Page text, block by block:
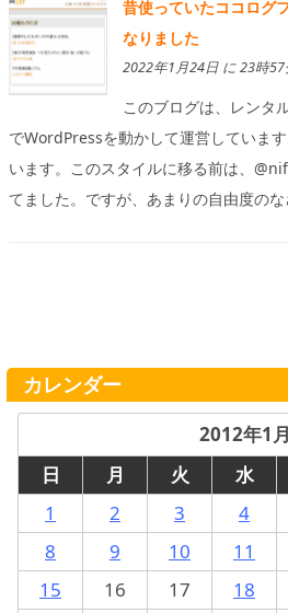
昔使っていたココログ
なりました
2022年1月24日 に 23時57
このブログは、レンタ
でWordPressを動かして運営していま
います。このスタイルに移る前は、
てました。ですが、あまりの自由度のな
カレンダー
2012年1月
日
月 火 水
1
2 3 4
8
9 10 11
15
16 17 18